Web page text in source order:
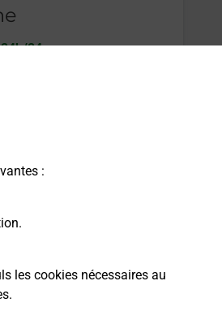
:
les cookies nécessaires au
.
24